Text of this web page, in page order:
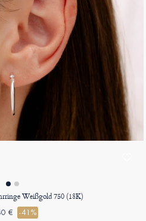
Weißgold 750 (18K)
€ -41%